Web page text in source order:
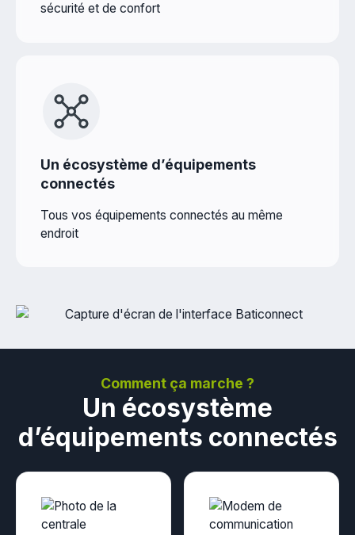
sécurité et de confort
Un écosystème d’équipements
connectés
Tous vos équipements connectés au même
endroit
Comment ça marche ?
Un écosystème
d’équipements connectés